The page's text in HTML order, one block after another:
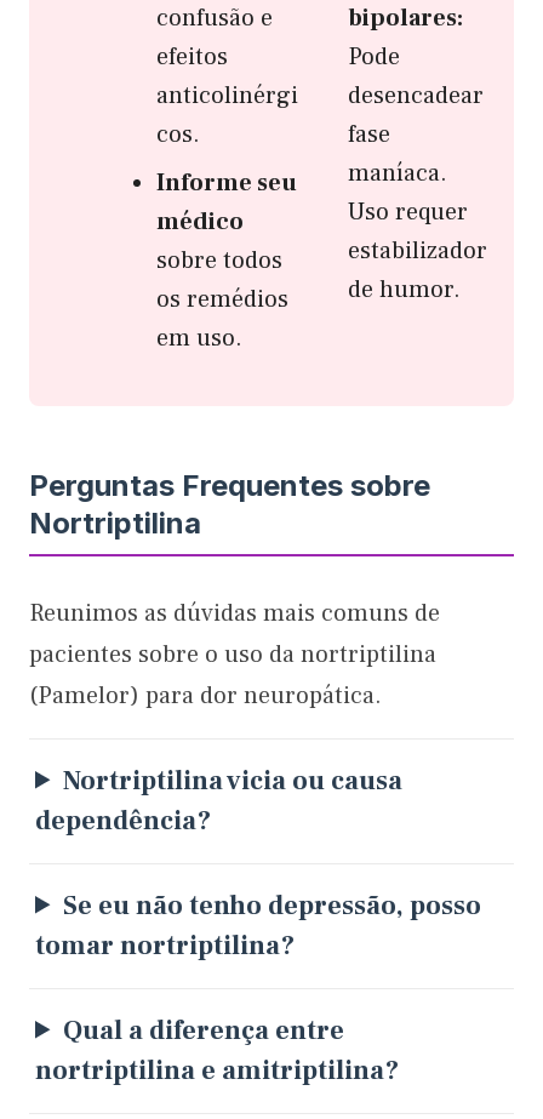
confusão e
efeitos
anticolinérgi
cos.
Informe seu
médico
sobre todos
os remédios
em uso.
bipolares:
Pode
desencadear
fase
maníaca.
Uso requer
estabilizador
de humor.
Perguntas Frequentes sobre
Nortriptilina
Reunimos as dúvidas mais comuns de
pacientes sobre o uso da nortriptilina
(Pamelor) para dor neuropática.
Nortriptilina vicia ou causa
dependência?
Se eu não tenho depressão, posso
tomar nortriptilina?
Qual a diferença entre
nortriptilina e amitriptilina?